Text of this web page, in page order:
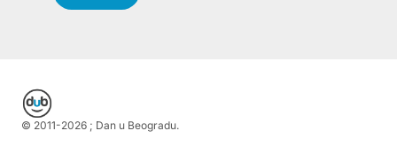
© 2011-2026 ; Dan u Beogradu.